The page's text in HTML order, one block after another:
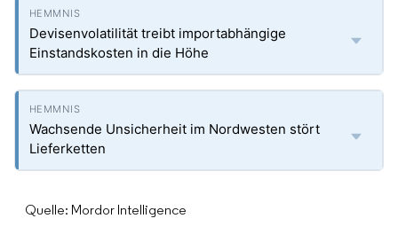
Devisenvolatilität treibt importabhängige
Einstandskosten in die Höhe
Wachsende Unsicherheit im Nordwesten stört
Lieferketten
Quelle: Mordor Intelligence